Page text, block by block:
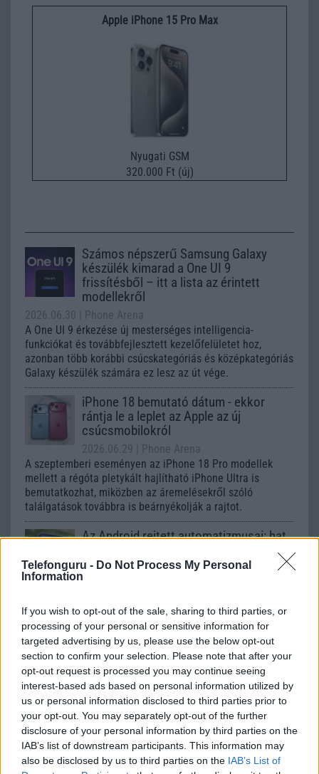
Telefonguru - Do Not Process My Personal
Information
If you wish to opt-out of the sale, sharing to third parties, or
processing of your personal or sensitive information for
targeted advertising by us, please use the below opt-out
section to confirm your selection. Please note that after your
opt-out request is processed you may continue seeing
interest-based ads based on personal information utilized by
us or personal information disclosed to third parties prior to
your opt-out. You may separately opt-out of the further
disclosure of your personal information by third parties on the
IAB’s list of downstream participants. This information may
also be disclosed by us to third parties on the IAB’s List of
Apple iPhone 15 Pro Max
Nyugati GSM
320.000 Ft (új)
Számos népszerű Samsung Galaxy
készülék kimarad a One UI 9
frissítésből – itt a lista az érintett
modellekről
2026.06.30
| Phone Arena
A One UI 9 érkezése új mesterséges intelligencia-
funkciókat és továbbfejlesztett kezelőfelületet hoz,
azonban több korábbi csúcskategóriás és középkategóriás
Galaxy készülék számára ez lesz az út vége.
iPhone 18 bemutató dátum - ekkor
rántja le a leplet az Apple az új
csúcsmobilokról
2026.06.29
| Phone Arena
A szeptemberi eseményen az iPhone 18 Pro modellek
mellett a régóta pletykált hajlítható iPhone Ultra is
bemutatkozhat, miközben az áremelésekről szóló
találgatások továbbra is beárnyékolják a rajtot.
Az Android rejtett automatizmusai: hat
meg a mindennapokat
2026.06.14
Android már évek óta olyan intelligens funkciókat kínál,
amelyek maguktól dolgoznak a háttérben.
Ez a rejtett Samsung funkció teljesen
megváltoztatja a mobilhasználatot –
sokan mégsem tudnak róla
2026.07.12| Android Central
Az Edge Panel az egyik leghasznosabb funkció, amely
jelentősen felgyorsítja a mindennapi használatot,
miközben a Pixel telefonokból továbbra is hiányzik.